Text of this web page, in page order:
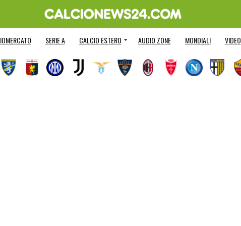
SERIE A CALCIO ESTERO AUDIO ZONE MONDIALI VIDEO